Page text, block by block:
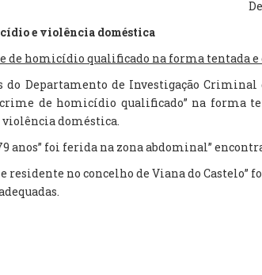
e violência doméstica
de homicídio qualificado na forma tentada
Departamento de Investigação
de homicídio qualificado” na forma
violência doméstica.
anos” foi ferida na zona abdominal”
e residente no concelho de Viana do